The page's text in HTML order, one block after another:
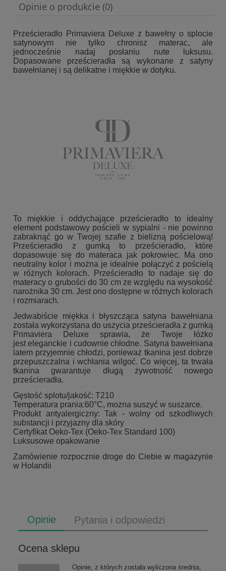
Opinie o produkcie (0)
Prześcieradło Primaviera Deluxe z bawełny o splocie
satynowym nie tylko chronisz materac, ale
jednocześnie nadaj posłaniu nute luksusu.
Dopasowane prześcieradła są wykonane z satyny
bawełnianej i są delikatne i miękkie w dotyku.
To miękkie i oddychające prześcieradło to idealny
element podstawowy pościeli w sypialni - nie powinno
zabraknąć go w Twojej szafie z bielizną pościelową!
Prześcieradło z gumką to prześcieradło, które
dopasowuje się do materaca jak pokrowiec. Ma ono
neutralny kolor i można je idealnie połączyć z pościelą
w różnych kolorach. Prześcieradło to nadaje się do
materacy o grubości do 30 cm ze względu na wysokość
narożnika 30 cm. Jest ono dostępne w różnych kolorach
i rozmiarach.
Jedwabiście miękka i błyszcząca satyna bawełniana
została wykorzystana do uszycia prześcieradła z gumką
Primaviera Deluxe sprawia, że Twoje łóżko
jest eleganckie i cudownie chłodne. Satyna bawełniana
latem przyjemnie chłodzi, ponieważ tkanina jest dobrze
przepuszczalna i wchłania wilgoć. Co więcej, ta trwała
tkanina gwarantuje długą żywotność nowego
prześcieradła.
Gęstość splotu/jakość: T210
Temperatura prania:60°C, mozna suszyć w suszarce.
Produkt antyalergiczny: Tak - wolny od szkodliwych
substancji i przyjazny dla skóry
Certyfikat Oeko-Tex (Oeko-Tex Standard 100)
Luksusowe opakowanie
Zamówienie rozpocznie droge do Ciebie w magazynie
w Holandii
Opinie Pytania i odpowiedzi
Ocena sklepu
Opinie, z których została wyliczona średnia,